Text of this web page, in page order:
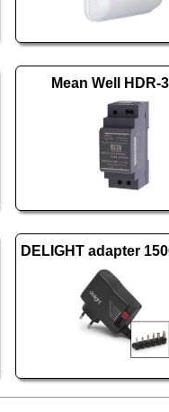
Mean Well HDR-